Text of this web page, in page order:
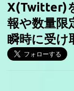
X(Twitter)
報や数量限
瞬時に受け